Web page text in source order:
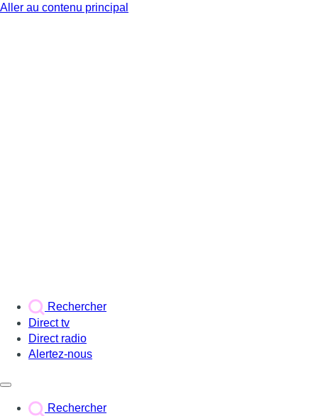
Aller au contenu principal
Rechercher
Direct tv
Direct radio
Alertez-nous
Rechercher